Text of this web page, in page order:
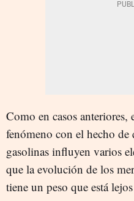
Como en casos anteriores,
fenómeno con el hecho de
gasolinas influyen varios
que la evolución de los
tiene un peso que está